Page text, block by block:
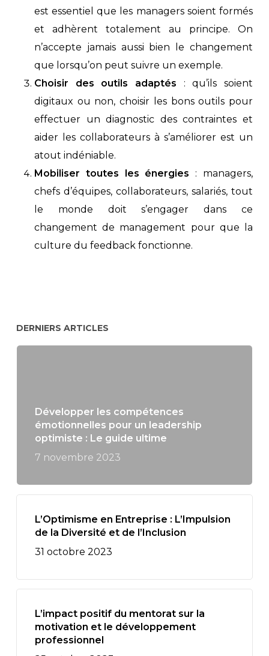
est essentiel que les managers soient formés
et adhèrent totalement au principe. On
n’accepte jamais aussi bien le changement
que lorsqu’on peut suivre un exemple.
Choisir des outils adaptés : qu’ils soient
digitaux ou non, choisir les bons outils pour
effectuer un diagnostic des contraintes et
aider les collaborateurs à s’améliorer est un
atout indéniable.
Mobiliser toutes les énergies : managers,
chefs d’équipes, collaborateurs, salariés, tout
le monde doit s’engager dans ce
changement de management pour que la
culture du feedback fonctionne.
DERNIERS ARTICLES
Développer les compétences
émotionnelles pour un leadership
optimiste : Le guide ultime
7 novembre 2023
L’Optimisme en Entreprise : L’Impulsion
de la Diversité et de l’Inclusion
31 octobre 2023
L’impact positif du mentorat sur la
motivation et le développement
professionnel